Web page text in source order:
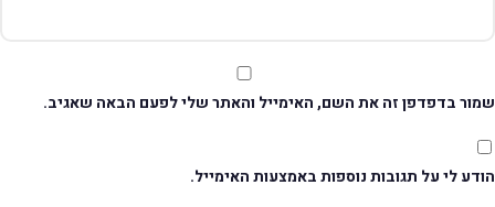
בדפדפן זה את השם, האימייל והאתר שלי לפעם הבאה שאגיב.
לי על תגובות נוספות באמצעות האימייל.